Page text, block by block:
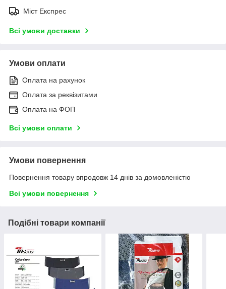
Міст Експрес
Всі умови доставки
Умови оплати
Оплата на рахунок
Оплата за реквізитами
Оплата на ФОП
Всі умови оплати
Умови повернення
Повернення товару впродовж 14 днів за домовленістю
Всі умови повернення
Подібні товари компанії